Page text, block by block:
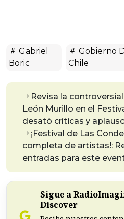
Gabriel
Boric
Gobierno
Chile
Revisa la
León Murillo en el
desató críticas y
¡Festival de Las
completa de artistas!:
entradas para este
Sigue a
Discover